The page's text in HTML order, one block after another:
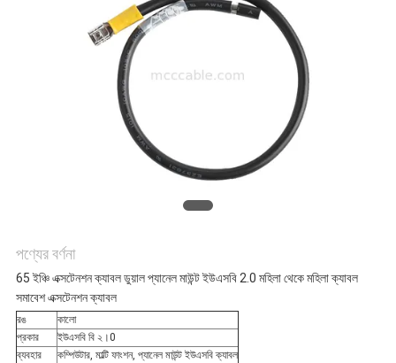
গোপনীয়তা
নীতি
পণ্যের বর্ণনা
65 ইঞ্চি এক্সটেনশন ক্যাবল ডুয়াল প্যানেল মাউন্ট ইউএসবি 2.0 মহিলা থেকে মহিলা ক্যাবল
সমাবেশ এক্সটেনশন ক্যাবল
রঙ
কালো
প্রকার
ইউএসবি বি ২।0
ব্যবহার
কম্পিউটার, মাল্টি ফাংশন, প্যানেল মাউন্ট ইউএসবি ক্যাবল